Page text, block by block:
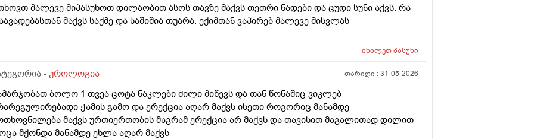
მალევე მიპასუხოთ დილაობით ასოს თავზე მაქვს თეთრი ნადები და ცუდი სუნი აქვს. რა
მაქვს საქმე და საშიშია თუარა. ექიმთან ვაპირებ მალევე მისვლას
იხილეთპასუხი
- უროლოგია თარიღი :31-05-2026
ბოლო 1 თვეა ცოტა ნაკლები ძილი მიწევს და თან წონაშიც ვიკლებ
ჭამის გამო და ერექცია აღარ მაქვს ისეთი როგორიც მანამდე
მაქვს ურთიერთობის მაგრამ ერექცია არ მაქვს და თავისით მაგალითად დილით
მქონდა მანამდე ეხლა აღარ მაქვს